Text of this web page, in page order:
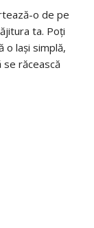
o de pe
ta. Poți
o lași simplă,
răcească